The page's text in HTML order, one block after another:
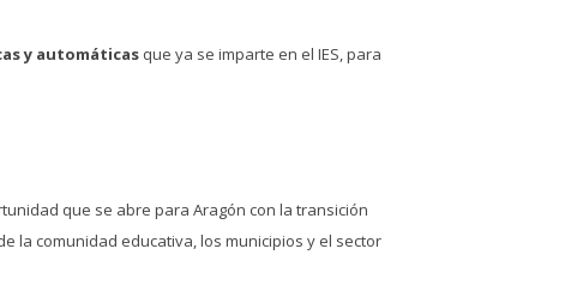
y automáticas que ya se imparte en el IES, para
que se abre para Aragón con la transición
la comunidad educativa, los municipios y el sector